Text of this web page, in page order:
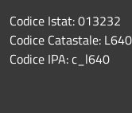
Codice Istat: 013232
Codice Catastale: L640
Codice IPA: c_l640